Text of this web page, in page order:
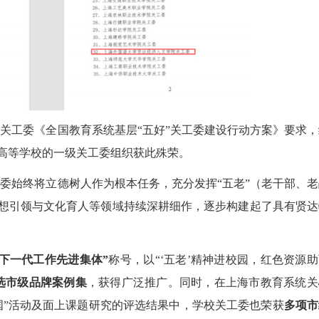
工委《全国教育系统基层“五好”关工委建设行动方案》要求
学校的一级关工委组织获此殊荣。
始终将立德树人作为根本任务，充分发挥“五老”（老干部、
引领与文化育人等领域持续深耕细作，逐步构建起了具有贤
一代工作先进集体”称号，以“‘五老’精神进校园，红色资源
市级品牌案例集，获得广泛推广。同时，在上海市教育系统
”活动及面上课题研究的评选结果中，学校关工委也荣获多项